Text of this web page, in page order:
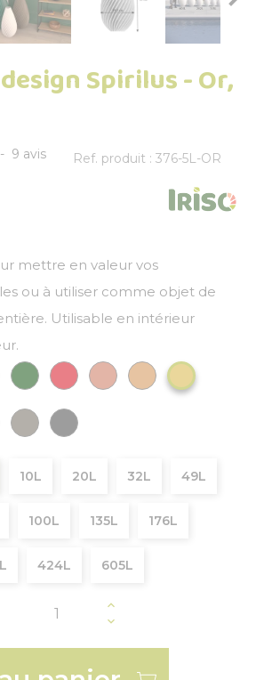
Spirilus - Or,
- 9 avis Ref. produit : 376-5L-OR
mettre en valeur vos
ou à utiliser comme objet de
Utilisable en intérieur
paon
Vert FoncéRougeCuivreBronzeOr
Gris Gris anthracite
10L 20L 32L 49L
100L 135L 176L
424L 605L